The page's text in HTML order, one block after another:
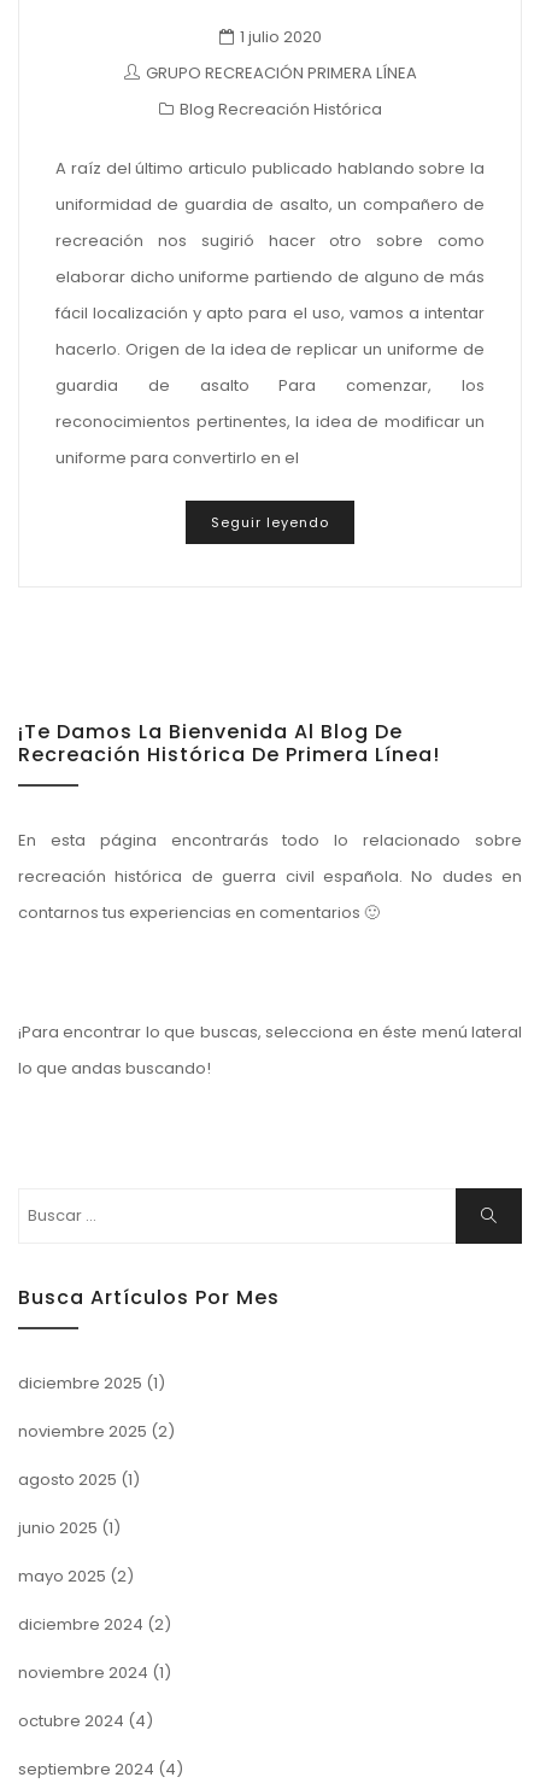
1 julio 2020
GRUPO RECREACIÓN PRIMERA LÍNEA
Blog Recreación Histórica
A raíz del último articulo publicado hablando sobre la
uniformidad de guardia de asalto, un compañero de
recreación nos sugirió hacer otro sobre como
elaborar dicho uniforme partiendo de alguno de más
fácil localización y apto para el uso, vamos a intentar
hacerlo. Origen de la idea de replicar un uniforme de
guardia de asalto Para comenzar, los
reconocimientos pertinentes, la idea de modificar un
uniforme para convertirlo en el
Seguir leyendo
¡Te Damos La Bienvenida Al Blog De
Recreación Histórica De Primera Línea!
En esta página encontrarás todo lo relacionado sobre
recreación histórica de guerra civil española. No dudes en
contarnos tus experiencias en comentarios 🙂
¡Para encontrar lo que buscas, selecciona en éste menú lateral
lo que andas buscando!
Buscar: Buscar
Busca Artículos Por Mes
diciembre 2025 (1)
noviembre 2025 (2)
agosto 2025 (1)
junio 2025 (1)
mayo 2025 (2)
diciembre 2024 (2)
noviembre 2024 (1)
octubre 2024 (4)
septiembre 2024 (4)